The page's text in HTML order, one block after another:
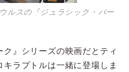
ルスの『ジュラシック・パー
ク』シリーズの映画だとティ
ラプトルは一緒に登場しま